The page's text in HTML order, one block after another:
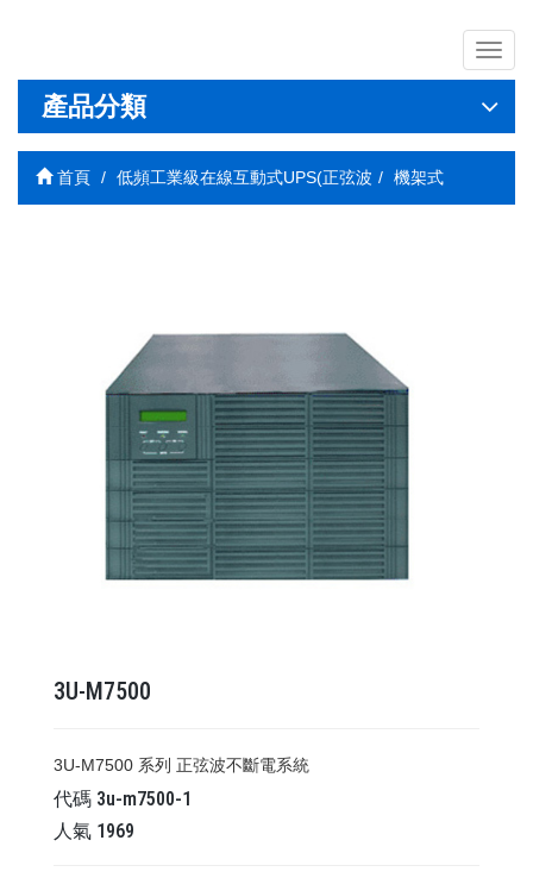
導
覽
列
關
產品分類
首頁 低頻工業級在線互動式UPS(正弦波 機架式
3U-M7500
3U-M7500 系列 正弦波不斷電系統
代碼 3u-m7500-1
人氣 1969